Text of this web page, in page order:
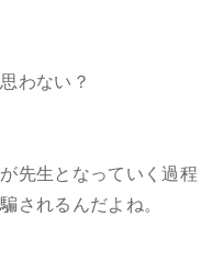
わない？
先生となっていく過程
されるんだよね。